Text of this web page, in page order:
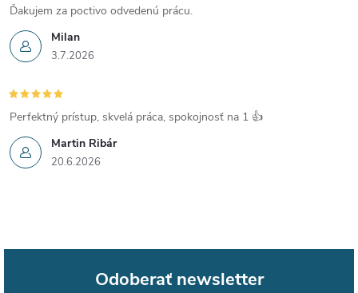
Milan
3.7.2026
Ďakujem za poctivo odvedenú prácu.
Martin Ribár
20.6.2026
Perfektný prístup, skvelá práca, spokojnosť na 1 👍
Odoberať newsletter